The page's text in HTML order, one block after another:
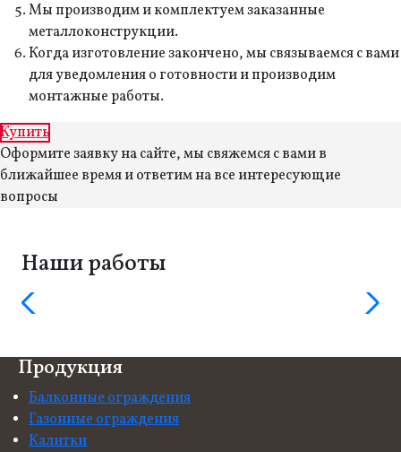
Мы производим и комплектуем заказанные
металлоконструкции.
Когда изготовление закончено, мы связываемся с вами
для уведомления о готовности и производим
монтажные работы.
Купить
Оформите заявку на сайте, мы свяжемся с вами в
ближайшее время и ответим на все интересующие
вопросы
Наши работы
Продукция
Балконные ограждения
Газонные ограждения
Калитки